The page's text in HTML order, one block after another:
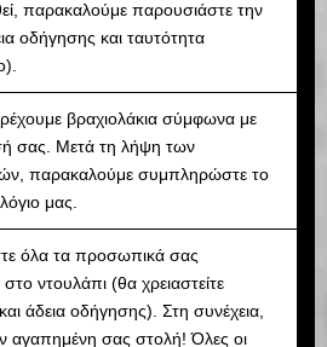
παρακαλούμε παρουσιάστε την
οδήγησης και ταυτότητα
βραχιολάκια σύμφωνα με
σας. Μετά τη λήψη των
παρακαλούμε συμπληρώστε το
μας.
όλα τα προσωπικά σας
στο ντουλάπι (θα χρειαστείτε
άδεια οδήγησης). Στη συνέχεια,
αγαπημένη σας στολή! Όλες οι